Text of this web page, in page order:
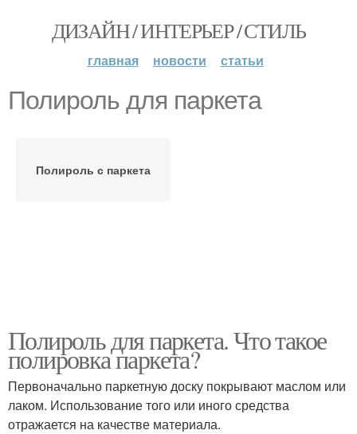
ДИЗАЙН / ИНТЕРЬЕР / СТИЛЬ
главная новости статьи
Полироль для паркета
Полироль с паркета
Полироль для паркета. Что такое
полировка паркета?
Первоначально паркетную доску покрывают маслом или
лаком. Использование того или иного средства
отражается на качестве материала.